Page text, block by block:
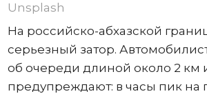
Unsplash
На российско-абхазской
серьезный затор.
об очереди длиной около 2 км
предупреждают: в часы пик на